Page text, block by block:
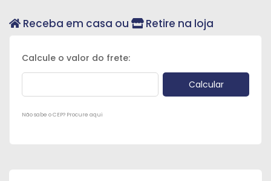
Oficina
Receba em casa ou Retire na loja
Não sabe o CEP? Procure aqui